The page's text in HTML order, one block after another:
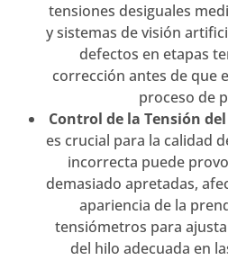
tensiones desiguales
y sistemas de visión
defectos en etapas
corrección antes de que
proceso de
Control de la Tensión
es crucial para la calidad
incorrecta puede
demasiado apretadas,
apariencia de la
tensiómetros para
del hilo adecuada en